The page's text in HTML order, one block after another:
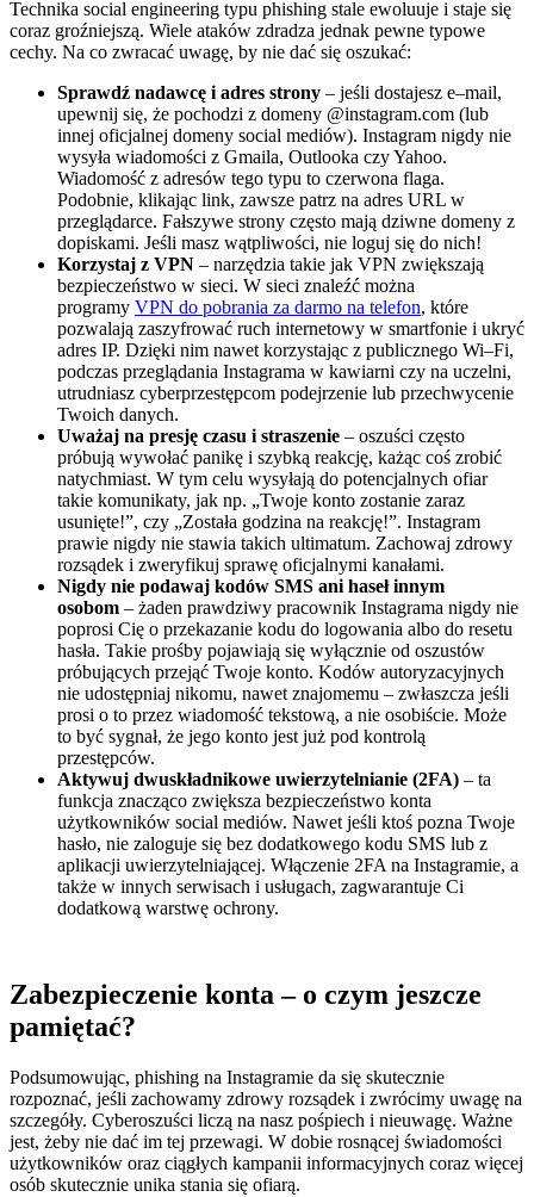
Technika social engineering typu phishing stale ewoluuje i staje się
coraz groźniejszą. Wiele ataków zdradza jednak pewne typowe
cechy. Na co zwracać uwagę, by nie dać się oszukać:
Sprawdź nadawcę i adres strony – jeśli dostajesz e–mail,
upewnij się, że pochodzi z domeny @instagram.com (lub
innej oficjalnej domeny social mediów). Instagram nigdy nie
wysyła wiadomości z Gmaila, Outlooka czy Yahoo.
Wiadomość z adresów tego typu to czerwona flaga.
Podobnie, klikając link, zawsze patrz na adres URL w
przeglądarce. Fałszywe strony często mają dziwne domeny z
dopiskami. Jeśli masz wątpliwości, nie loguj się do nich!
Korzystaj z VPN – narzędzia takie jak VPN zwiększają
bezpieczeństwo w sieci. W sieci znaleźć można
programy VPN do pobrania za darmo na telefon, które
pozwalają zaszyfrować ruch internetowy w smartfonie i ukryć
adres IP. Dzięki nim nawet korzystając z publicznego Wi–Fi,
podczas przeglądania Instagrama w kawiarni czy na uczelni,
utrudniasz cyberprzestępcom podejrzenie lub przechwycenie
Twoich danych.
Uważaj na presję czasu i straszenie – oszuści często
próbują wywołać panikę i szybką reakcję, każąc coś zrobić
natychmiast. W tym celu wysyłają do potencjalnych ofiar
takie komunikaty, jak np. „Twoje konto zostanie zaraz
usunięte!”, czy „Została godzina na reakcję!”. Instagram
prawie nigdy nie stawia takich ultimatum. Zachowaj zdrowy
rozsądek i zweryfikuj sprawę oficjalnymi kanałami.
Nigdy nie podawaj kodów SMS ani haseł innym
osobom – żaden prawdziwy pracownik Instagrama nigdy nie
poprosi Cię o przekazanie kodu do logowania albo do resetu
hasła. Takie prośby pojawiają się wyłącznie od oszustów
próbujących przejąć Twoje konto. Kodów autoryzacyjnych
nie udostępniaj nikomu, nawet znajomemu – zwłaszcza jeśli
prosi o to przez wiadomość tekstową, a nie osobiście. Może
to być sygnał, że jego konto jest już pod kontrolą
przestępców.
Aktywuj dwuskładnikowe uwierzytelnianie (2FA) – ta
funkcja znacząco zwiększa bezpieczeństwo konta
użytkowników social mediów. Nawet jeśli ktoś pozna Twoje
hasło, nie zaloguje się bez dodatkowego kodu SMS lub z
aplikacji uwierzytelniającej. Włączenie 2FA na Instagramie, a
także w innych serwisach i usługach, zagwarantuje Ci
dodatkową warstwę ochrony.
Zabezpieczenie konta – o czym jeszcze
pamiętać?
Podsumowując, phishing na Instagramie da się skutecznie
rozpoznać, jeśli zachowamy zdrowy rozsądek i zwrócimy uwagę na
szczegóły. Cyberoszuści liczą na nasz pośpiech i nieuwagę. Ważne
jest, żeby nie dać im tej przewagi. W dobie rosnącej świadomości
użytkowników oraz ciągłych kampanii informacyjnych coraz więcej
osób skutecznie unika stania się ofiarą.